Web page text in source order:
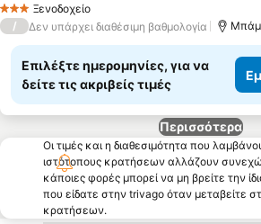
3 ΑστέριαΞενοδοχείο
/ Δεν υπάρχει διαθέσιμη βαθμολογία
Επιλέξτε ημερομηνίες, για να
δείτε τις ακριβείς τιμές
Περισσότερα
Οι τιμές και η διαθεσιμότητα που
ιστότοπους κρατήσεων αλλάζουν
κάποιες φορές μπορεί να μη βρείτε την
που είδατε στην trivago όταν μεταβείτε
κρατήσεων.